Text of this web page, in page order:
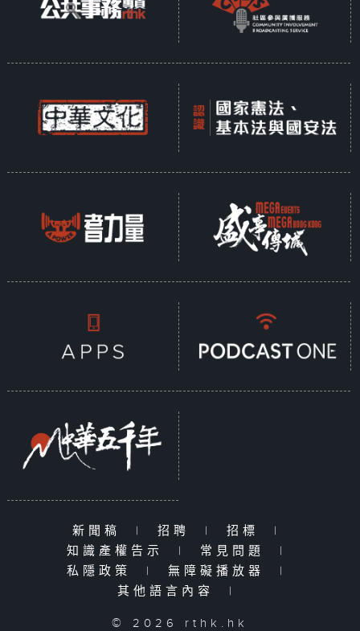
新聞稿 | 招聘 | 招標
|
知識產權告示
| 常見問題
|
私隱政策
| 無障礙播放器
|
其他語言內容
|
© 2026 rthk.hk